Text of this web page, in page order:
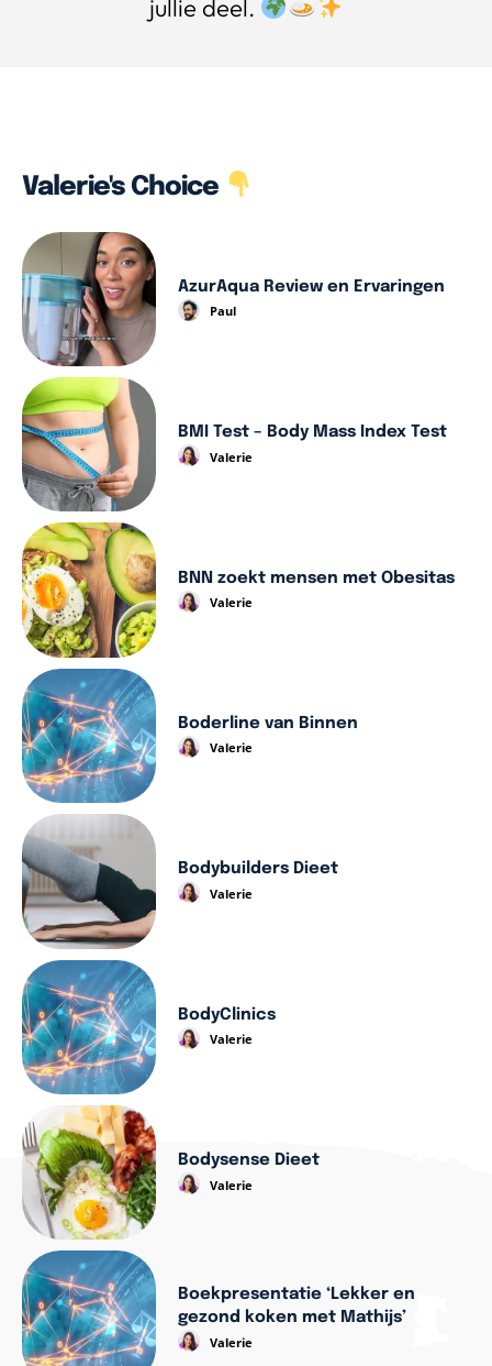
jullie deel.
Valerie's Choice
AzurAqua Review en Ervaringen
Paul
BMI Test – Body Mass Index Test
Valerie
BNN zoekt mensen met Obesitas
Valerie
Boderline van Binnen
Valerie
Bodybuilders Dieet
Valerie
BodyClinics
Valerie
Bodysense Dieet
Valerie
Boekpresentatie ‘Lekker en
gezond koken met Mathijs’
Valerie